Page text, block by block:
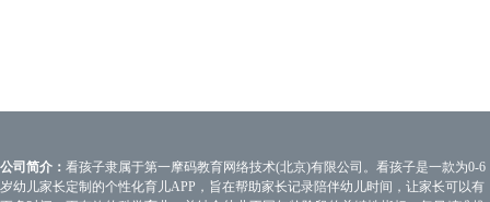
公司简介： 看孩子隶属于第一摩码教育网络技术(北京)有限公司。看孩子是一款为0-6
岁幼儿家长定制的个性化育儿APP，旨在帮助家长记录陪伴幼儿时间，让家长可以有